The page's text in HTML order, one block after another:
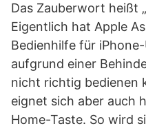
Das Zauberwort heißt
Eigentlich hat Apple
Bedienhilfe für
aufgrund einer
nicht richtig bedienen
eignet sich aber auch
Home-Taste. So wird